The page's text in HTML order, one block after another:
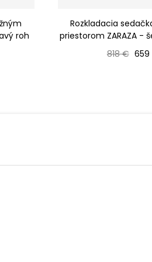
roh
Rozkladacia
priestorom ZARAZA -
Bežná
818 €